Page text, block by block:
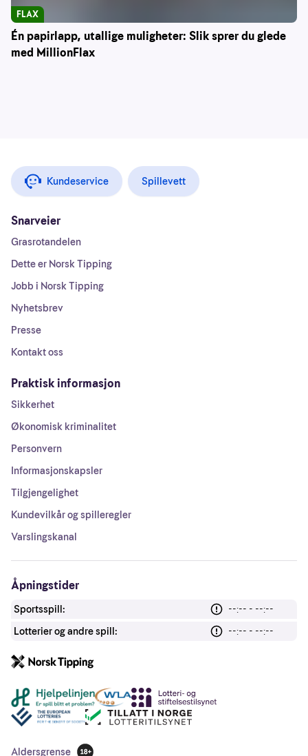
Én papirlapp, utallige muligheter: Slik sprer du glede
med MillionFlax
FLAX
Kundeservice Spillevett
Snarveier
Grasrotandelen
Dette er Norsk Tipping
Jobb i Norsk Tipping
Nyhetsbrev
Presse
Kontakt oss
Praktisk informasjon
Sikkerhet
Økonomisk kriminalitet
Personvern
Informasjonskapsler
Tilgjengelighet
Kundevilkår og spilleregler
Varslingskanal
Åpningstider
Sportsspill:
--:-- - --:--
Lotterier og andre spill:
--:-- - --:--
Andre lenker
Aldersgrense